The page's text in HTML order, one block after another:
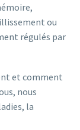
ou
régulés par
et comment
nous
la